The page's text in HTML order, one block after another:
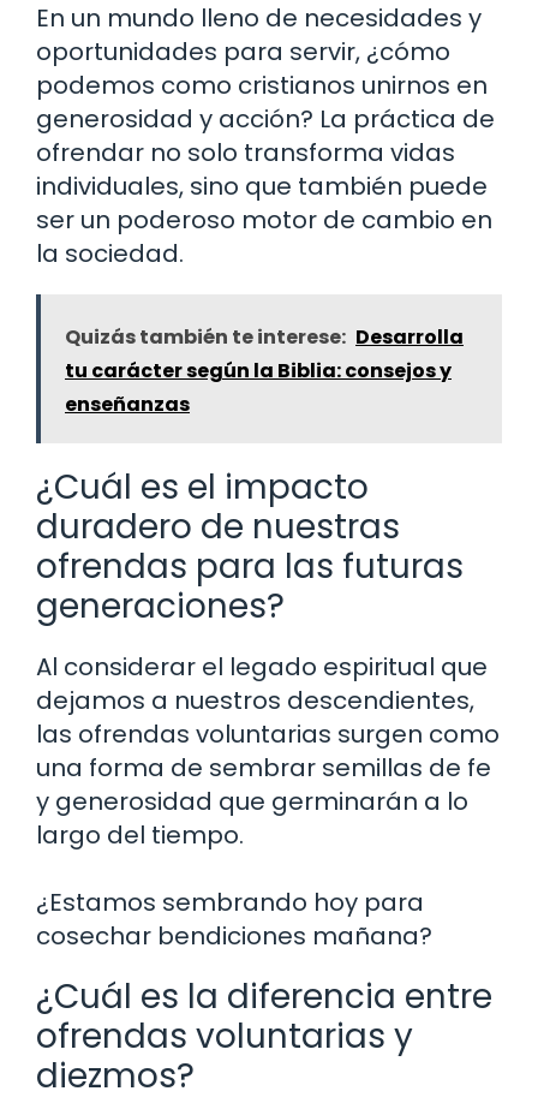
En un mundo lleno de necesidades y
oportunidades para servir, ¿cómo
podemos como cristianos unirnos en
generosidad y acción? La práctica de
ofrendar no solo transforma vidas
individuales, sino que también puede
ser un poderoso motor de cambio en
la sociedad.
Quizás también te interese: Desarrolla
tu carácter según la Biblia: consejos y
enseñanzas
¿Cuál es el impacto
duradero de nuestras
ofrendas para las futuras
generaciones?
Al considerar el legado espiritual que
dejamos a nuestros descendientes,
las ofrendas voluntarias surgen como
una forma de sembrar semillas de fe
y generosidad que germinarán a lo
largo del tiempo.
¿Estamos sembrando hoy para
cosechar bendiciones mañana?
¿Cuál es la diferencia entre
ofrendas voluntarias y
diezmos?